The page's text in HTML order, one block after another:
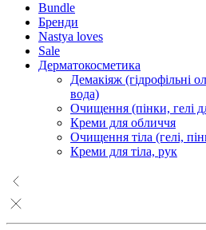
Bundle
Бренди
Nastya loves
Sale
Дерматокосметика
Демакіяж (гідрофільні
вода)
Очищення (пінки, гелі
Креми для обличчя
Очищення тіла (гелі,
Креми для тіла, рук